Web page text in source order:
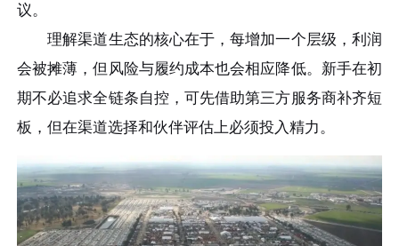
议。
理解渠道生态的核心在于，每增加一个层级，利润
会被摊薄，但风险与履约成本也会相应降低。新手在初
期不必追求全链条自控，可先借助第三方服务商补齐短
板，但在渠道选择和伙伴评估上必须投入精力。